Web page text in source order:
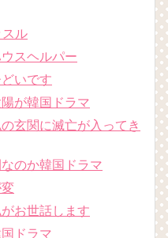
ル
スヘルパー
いです
が韓国ドラマ
玄関に滅亡が入ってき
のか韓国ドラマ
お世話します
ドラマ